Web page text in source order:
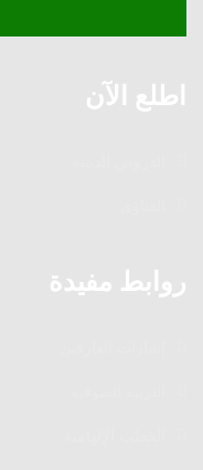
اطلع الآن
روابط مفيدة